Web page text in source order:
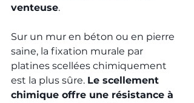
venteuse.
Sur un mur en béton ou en pierre
saine, la fixation murale par
platines scellées chimiquement
est la plus sûre. Le scellement
chimique offre une résistance à